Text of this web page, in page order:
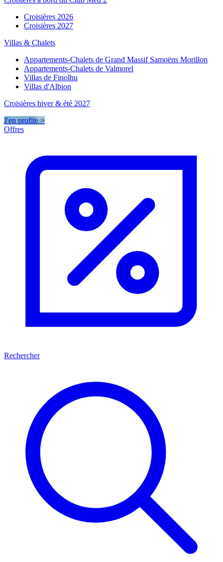
Croisières 2026
Croisières 2027
Villas & Chalets
Appartements-Chalets de Grand Massif Samoëns Morillon
Appartements-Chalets de Valmorel
Villas de Finolhu
Villas d'Albion
Croisières hiver & été 2027
J'en profite >
Offres
Rechercher